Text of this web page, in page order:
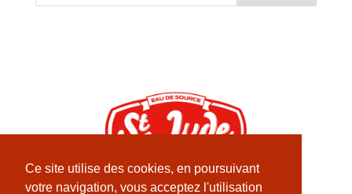
Contact
Ce site utilise des cookies, en poursuivant
votre navigation, vous acceptez l'utilisation